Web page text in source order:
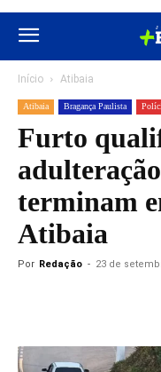
Início Atibaia
Atibaia Bragança Paulista
Furto
terminam
Atibaia
Por Redação - 23 de